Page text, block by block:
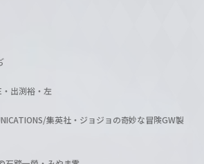
出渕裕・左
集英社・ジョジョの奇妙な冒険GW製